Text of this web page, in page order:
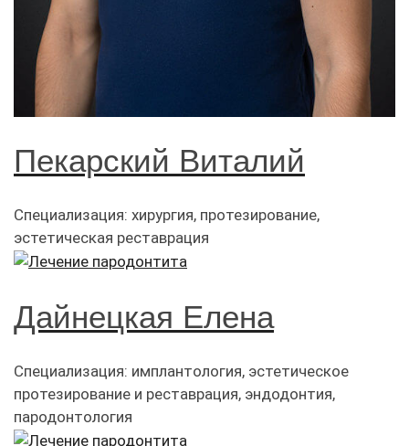
Пекарский Виталий
Специализация: хирургия, протезирование,
эстетическая реставрация
Дайнецкая Елена
Специализация: имплантология, эстетическое
протезирование и реставрация, эндодонтия,
пародонтология